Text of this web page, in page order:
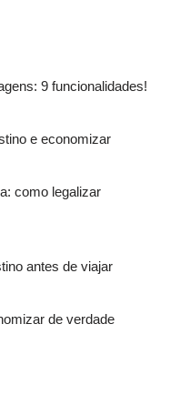
9 funcionalidades!
e economizar
como legalizar
antes de viajar
de verdade